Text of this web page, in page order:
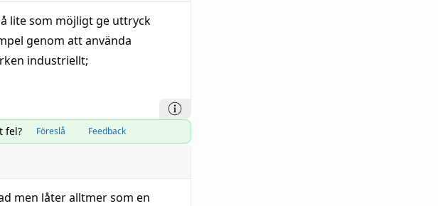
litesom möjligtge uttryck
genom attanvända
industriellt;
fel? Föreslå Feedback
men låter alltmer som en